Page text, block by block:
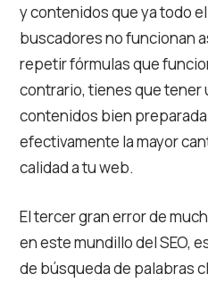
y contenidos que ya todo
buscadores no funcionan
repetir fórmulas que
contrario, tienes que tener
contenidos bien
efectivamente la mayor
calidad a tu web.
El tercer gran error de
en este mundillo del SEO,
de búsqueda de palabras